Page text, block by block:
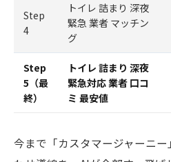
Step
4
トイレ 詰まり 深夜
緊急 業者 マッチン
グ
Step
5（最
終）
トイレ 詰まり 深夜
緊急対応 業者 口コ
ミ 最安値
今まで「カスタマージャーニ